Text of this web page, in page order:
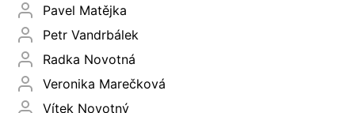
Pavel Matějka
Petr Vandrbálek
Radka Novotná
Veronika Marečková
Vítek Novotný